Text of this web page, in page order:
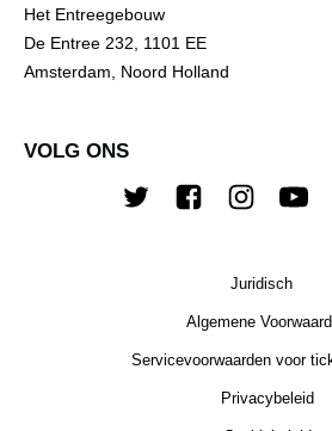
Het Entreegebouw
De Entree 232, 1101 EE
Amsterdam, Noord Holland
VOLG ONS
TwitterFacebook
Juridisch
Algemene
Servicevoorwaarden voor
Privacybeleid